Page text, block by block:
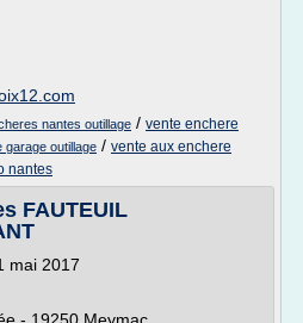
nantes outillage / vente enchere
garage outillage / vente aux enchere
nantes
FAUTEUIL
mai 2017